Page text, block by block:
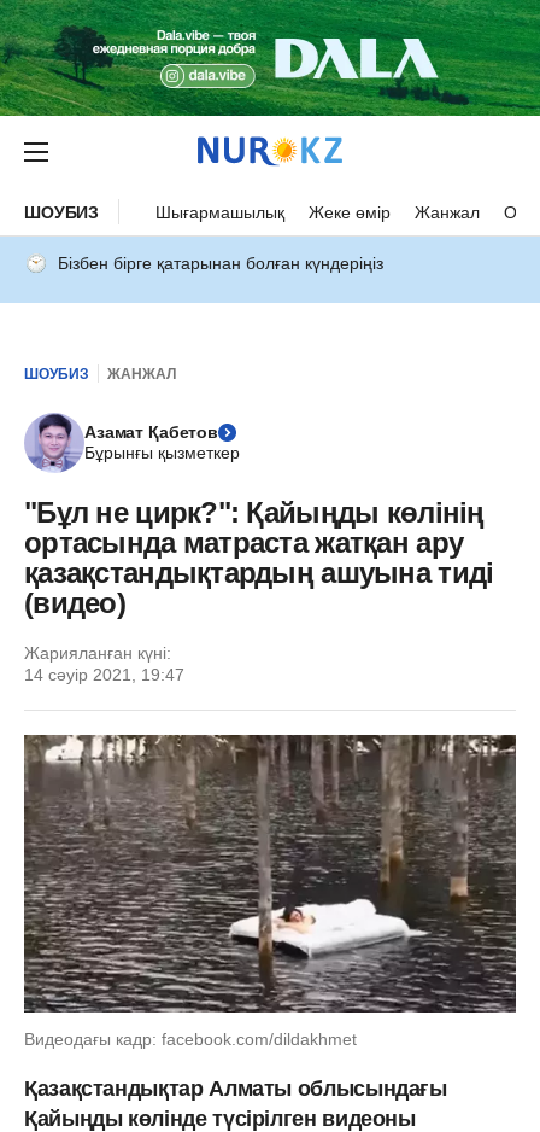
ШОУБИЗ Шығармашылық Жеке өмір Жанжал
Бізбен бірге қатарынан болған күндеріңіз
ШОУБИЗ ЖАНЖАЛ
Азамат Қабетов
Бұрынғы қызметкер
"Бұл не цирк?": Қайыңды көлінің
ортасында матраста жатқан ару
қазақстандықтардың ашуына тиді
(видео)
Жарияланған күні:
14 сәуір 2021, 19:47
Видеодағы кадр: facebook.com/dildakhmet
Қазақстандықтар Алматы облысындағы
Қайыңды көлінде түсірілген видеоны